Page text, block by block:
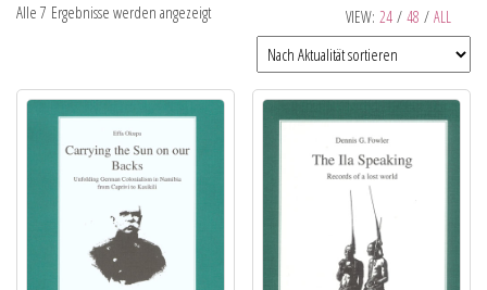
VIEW: 24 / 48 / ALL
Alle 7 Ergebnisse werden angezeigt